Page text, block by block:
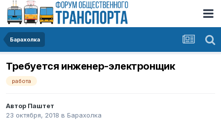
Барахолка
Требуется инженер-электронщик
работа
Автор Паштет
23 октября, 2018 в Барахолка